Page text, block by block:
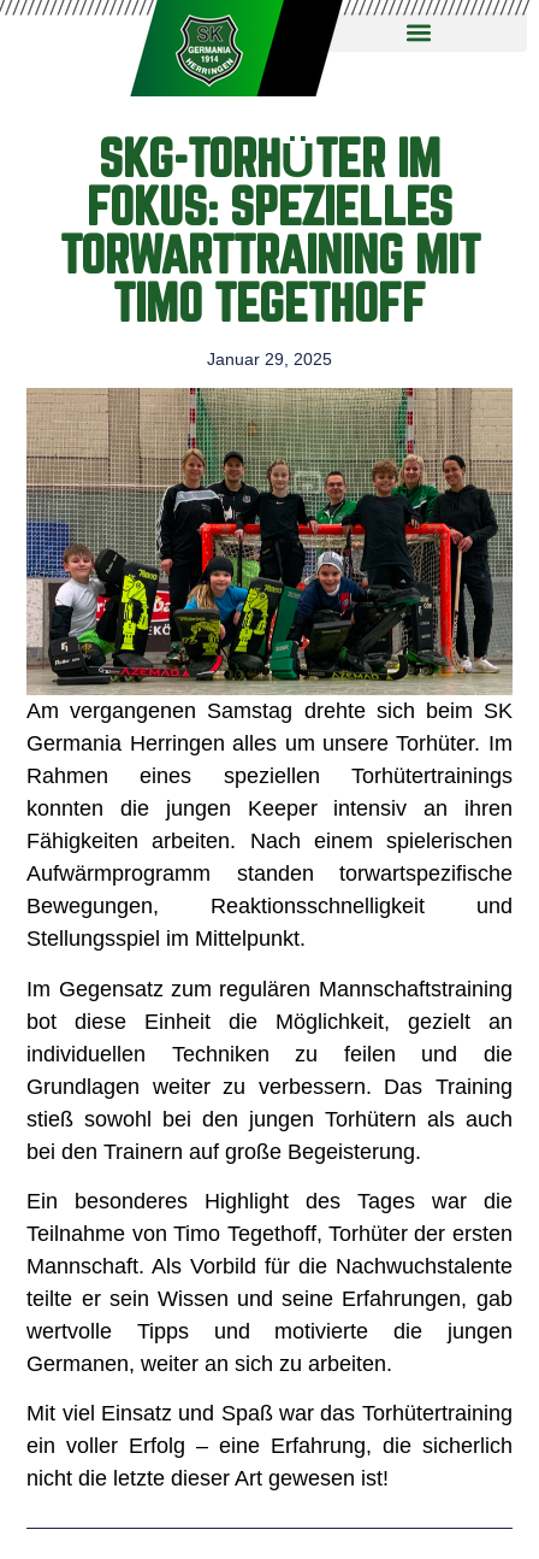
SKG-TORHÜTER IM
FOKUS: SPEZIELLES
TORWARTTRAINING MIT
TIMO TEGETHOFF
Januar 29, 2025
Am vergangenen Samstag drehte sich beim SK
Germania Herringen alles um unsere Torhüter. Im
Rahmen eines speziellen Torhütertrainings
konnten die jungen Keeper intensiv an ihren
Fähigkeiten arbeiten. Nach einem spielerischen
Aufwärmprogramm standen torwartspezifische
Bewegungen, Reaktionsschnelligkeit und
Stellungsspiel im Mittelpunkt.
Im Gegensatz zum regulären Mannschaftstraining
bot diese Einheit die Möglichkeit, gezielt an
individuellen Techniken zu feilen und die
Grundlagen weiter zu verbessern. Das Training
stieß sowohl bei den jungen Torhütern als auch
bei den Trainern auf große Begeisterung.
Ein besonderes Highlight des Tages war die
Teilnahme von Timo Tegethoff, Torhüter der ersten
Mannschaft. Als Vorbild für die Nachwuchstalente
teilte er sein Wissen und seine Erfahrungen, gab
wertvolle Tipps und motivierte die jungen
Germanen, weiter an sich zu arbeiten.
Mit viel Einsatz und Spaß war das Torhütertraining
ein voller Erfolg – eine Erfahrung, die sicherlich
nicht die letzte dieser Art gewesen ist!